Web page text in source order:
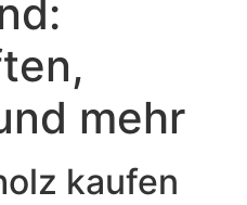
mehr
kaufen